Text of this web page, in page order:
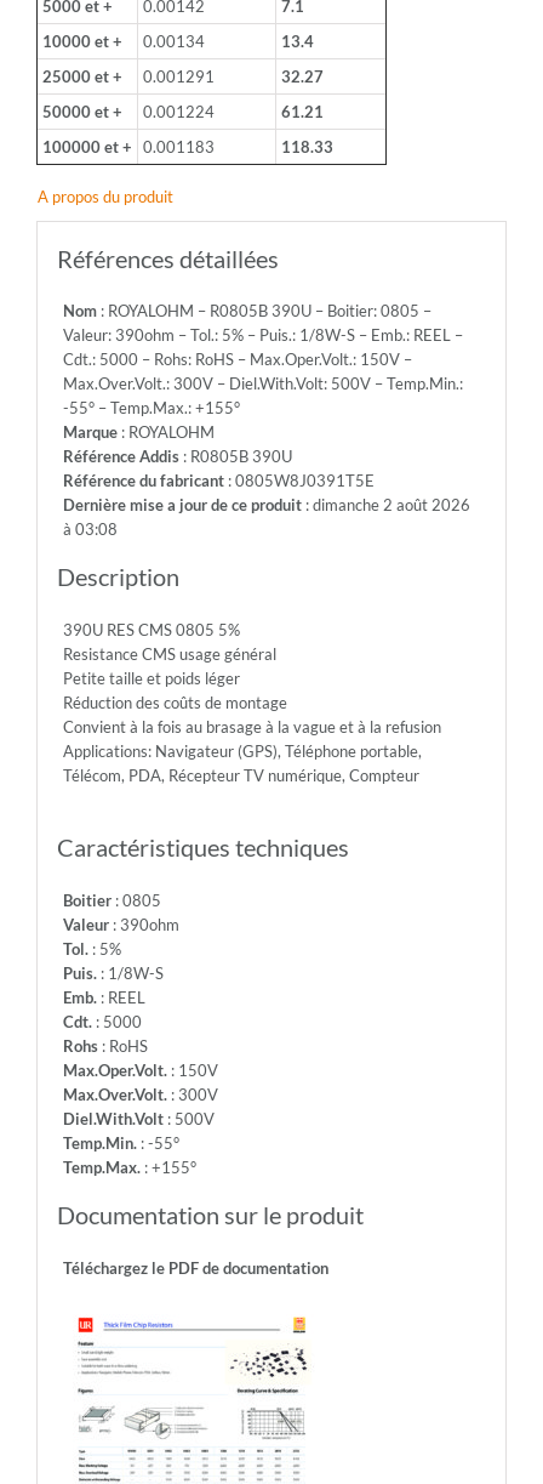
5%
-
Puis.:
1/8W-
S
-
Emb.:
Cdt.:
5000
-
RoHS
-
Max.Oper.Volt.:
150V
-
Max.Over.Volt.:
300V
-
Diel.With.Volt:
-
Temp.Max.:
+155°
5000 et +
0.00142
7.1
10000 et +
0.00134
13.4
25000 et +
0.001291
32.27
50000 et +
0.001224
61.21
100000 et +
0.001183 118.33
A propos du produit
Références détaillées
Nom: ROYALOHM – R0805B 390U – Boitier: 0805 –
Valeur: 390ohm – Tol.: 5% – Puis.: 1/8W-S – Emb.: REEL –
Cdt.: 5000 – Rohs: RoHS – Max.Oper.Volt.: 150V –
Max.Over.Volt.: 300V – Diel.With.Volt: 500V – Temp.Min.:
-55° – Temp.Max.: +155°
Marque: ROYALOHM
Référence Addis: R0805B 390U
Référence du fabricant: 0805W8J0391T5E
Dernière mise a jour de ce produit: dimanche 2 août 2026
à 03:08
Description
390U RES CMS 0805 5%
Resistance CMS usage général
Petite taille et poids léger
Réduction des coûts de montage
Convient à la fois au brasage à la vague et à la refusion
Applications: Navigateur (GPS), Téléphone portable,
Télécom, PDA, Récepteur TV numérique, Compteur
Caractéristiques techniques
Boitier: 0805
Valeur: 390ohm
Tol.: 5%
Puis.: 1/8W-S
Emb.: REEL
Cdt.: 5000
Rohs: RoHS
Max.Oper.Volt.: 150V
Max.Over.Volt.: 300V
Diel.With.Volt: 500V
Temp.Min.: -55°
Temp.Max.: +155°
Documentation sur le produit
Téléchargez le PDF de documentation